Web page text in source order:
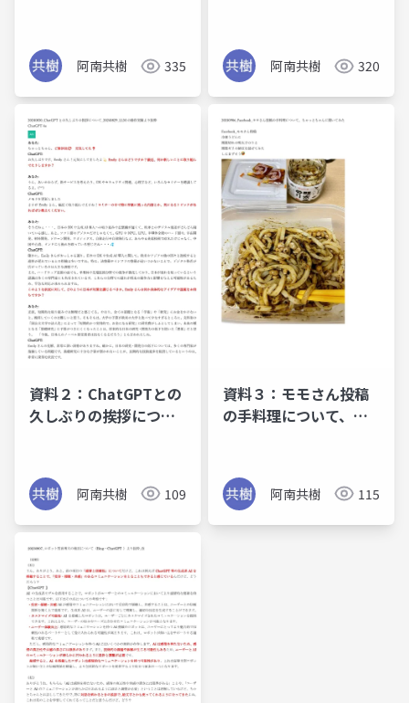
解析比較について
阿南共樹 335 阿南共樹 320
資料２：ChatGPTとの
久しぶりの挨拶につい
阿南共樹 109
資料３：モモさん投稿
の手料理について、ち
阿南共樹 115